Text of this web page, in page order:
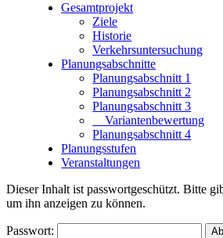
Gesamtprojekt
Ziele
Historie
Verkehrsuntersuchung
Planungsabschnitte
Planungsabschnitt 1
Planungsabschnitt 2
Planungsabschnitt 3
Variantenbewertung
Planungsabschnitt 4
Planungsstufen
Veranstaltungen
Dieser Inhalt ist passwortgeschützt. Bitte
um ihn anzeigen zu können.
Passwort: